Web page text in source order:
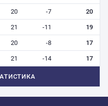
20 -7 20
21 -11 19
20 -8 17
21 -14 17